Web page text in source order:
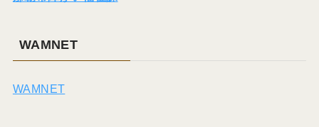
WAMNET
WAMNET